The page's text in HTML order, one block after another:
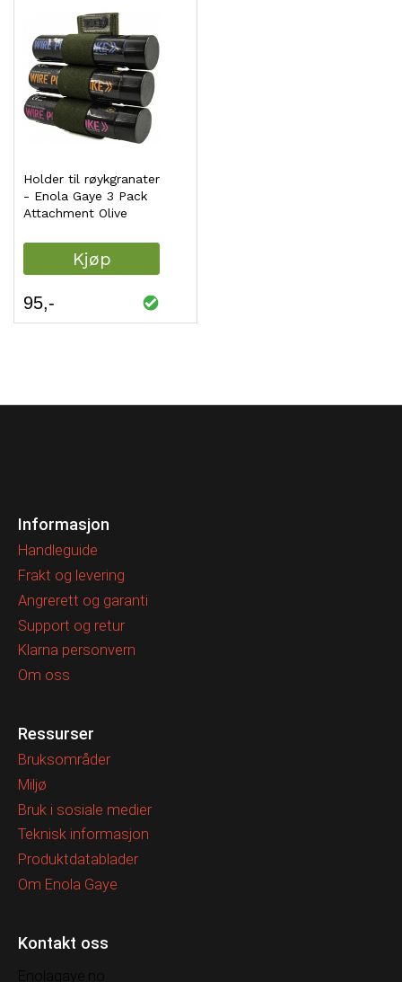
Holder til røykgranater
- Enola Gaye 3 Pack
Attachment Olive
Kjøp
95
Informasjon
Handleguide
Frakt og levering
Angrerett og garanti
Support og retur
Klarna personvern
Om oss
Ressurser
Bruksområder
Miljø
Bruk i sosiale medier
Teknisk informasjon
Produktdatablader
Om Enola Gaye
Kontakt oss
Enolagaye.no